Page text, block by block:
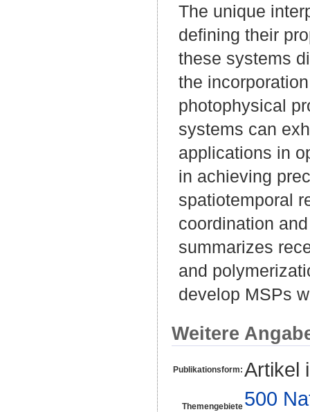
The unique
defining their
these systems
the
photophysical
systems can
applications in
in achieving
spatiotemporal
coordination
summarizes
and
develop MSPs
Weitere
Publikationsform: Artikel
Themengebiete 500